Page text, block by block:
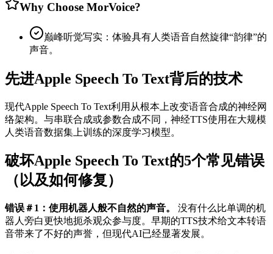
Why Choose MorVoice?
巅峰听觉写实：体验具有人类语音自然旋律“韵律”的
声音。
先进Apple Speech To Text背后的技术
现代Apple Speech To Text利用从根本上改变语音合成的神经网
络架构。与串联合成或参数合成不同，神经TTS使用在大规模
人类语音数据集上训练的深度学习模型。
破坏Apple Speech To Text的5个常见错误
（以及如何修复）
错误＃1：使用机器人般不自然的声音。
没有什么比单调的机
器人旁白更快地扼杀观众参与度。早期的TTS技术给文本转语
音带来了不好的声誉，但现代AI已经显著发展。